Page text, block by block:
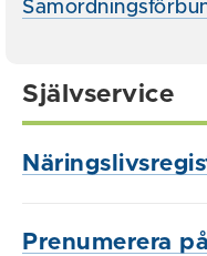
Självservice
Prenumerera